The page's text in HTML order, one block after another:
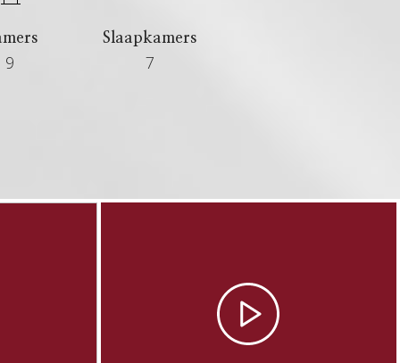
9
Slaapkamers
7